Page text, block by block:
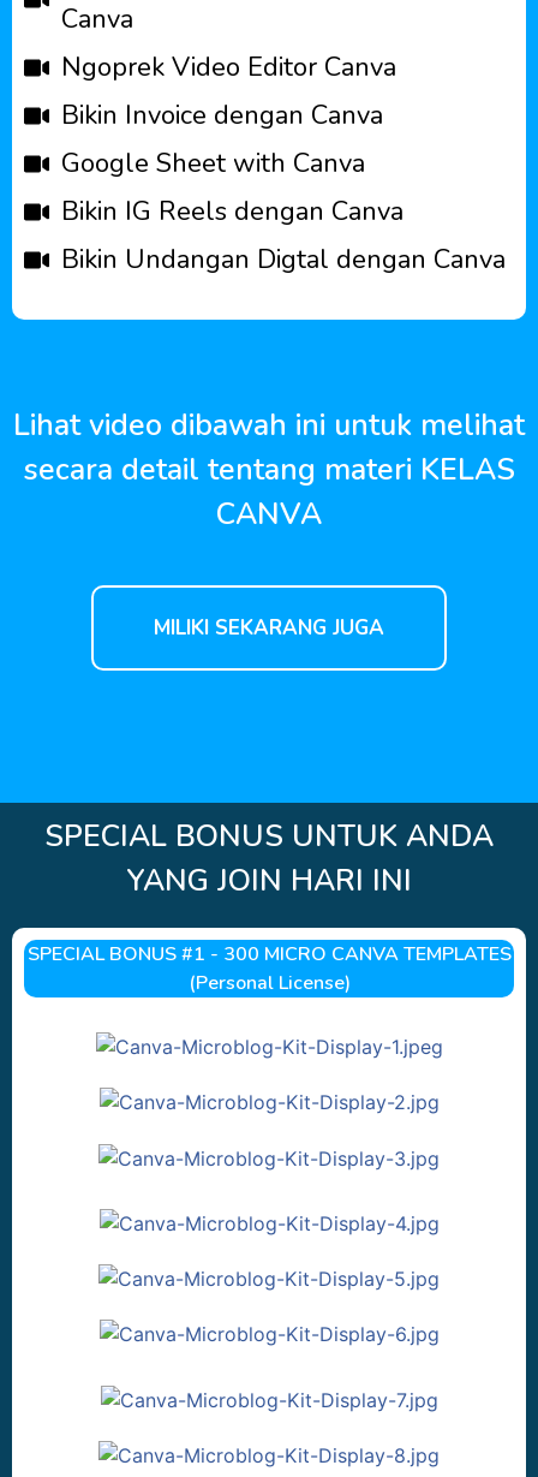
Canva
Ngoprek Video Editor Canva
Bikin Invoice dengan Canva
Google Sheet with Canva
Bikin IG Reels dengan Canva
Bikin Undangan Digtal dengan Canva
Lihat video dibawah ini untuk melihat
secara detail tentang materi KELAS
CANVA
MILIKI SEKARANG JUGA
SPECIAL BONUS UNTUK ANDA
YANG JOIN HARI INI
SPECIAL BONUS #1 - 300 MICRO CANVA TEMPLATES
(Personal License)